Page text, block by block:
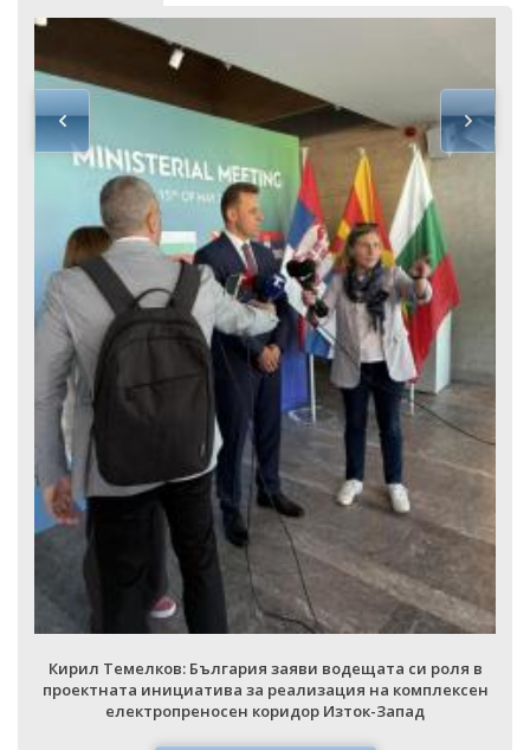
Кирил Темелков: България заяви водещата си роля в
проектната инициатива за реализация на комплексен
електропреносен коридор Изток-Запад